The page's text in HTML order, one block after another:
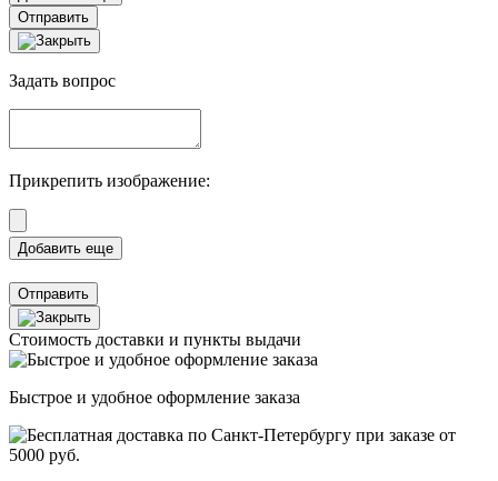
Отправить
Задать вопрос
Прикрепить изображение:
Отправить
Стоимость доставки и пункты выдачи
Быстрое и удобное оформление заказа